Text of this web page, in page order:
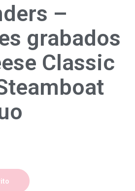
–
grabados
Classic